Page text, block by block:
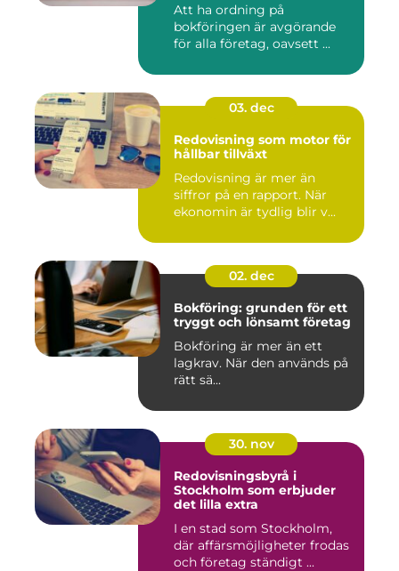
Att ha ordning på
bokföringen är avgörande
för alla företag, oavsett ...
03. dec
Redovisning som motor för
hållbar tillväxt
Redovisning är mer än
siffror på en rapport. När
ekonomin är tydlig blir v...
02. dec
Bokföring: grunden för ett
tryggt och lönsamt företag
Bokföring är mer än ett
lagkrav. När den används på
rätt sä...
30. nov
Redovisningsbyrå i
Stockholm som erbjuder
det lilla extra
I en stad som Stockholm,
där affärsmöjligheter frodas
och företag ständigt ...